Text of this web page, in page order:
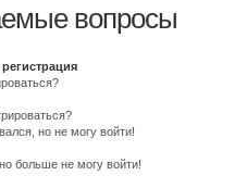
вопросы
но не могу войти!
больше не могу войти!